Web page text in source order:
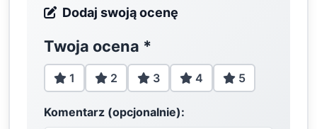
Dodaj swoją ocenę
Twoja ocena *
1 2 3 4 5
Komentarz (opcjonalnie):